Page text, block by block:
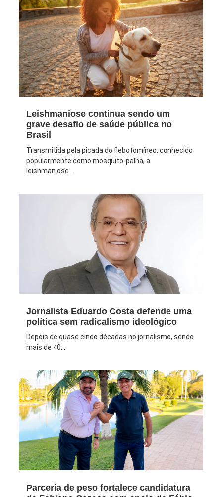
Leishmaniose continua sendo um
grave desafio de saúde pública no
Brasil
Transmitida pela picada do flebotomíneo, conhecido
popularmente como mosquito-palha, a
leishmaniose...
Jornalista Eduardo Costa defende uma
política sem radicalismo ideológico
Depois de quase cinco décadas no jornalismo, sendo
mais de 40...
Parceria de peso fortalece candidatura